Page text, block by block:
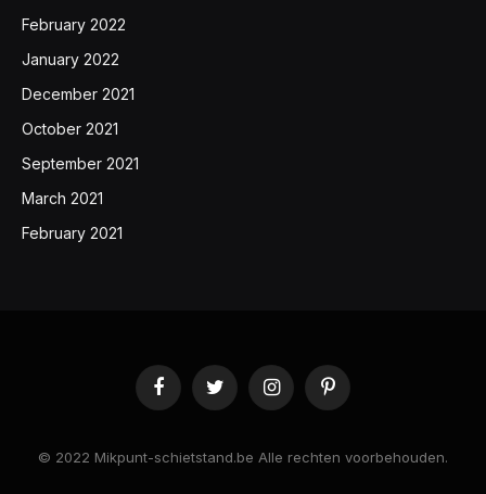
February 2022
January 2022
December 2021
October 2021
September 2021
March 2021
February 2021
FacebookTwitter InstagramPinterest
©️ 2022 Mikpunt-schietstand.be Alle rechten voorbehouden.